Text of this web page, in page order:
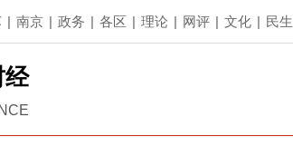
| 南京 | 政务 | 各区 | 理论 | 网评 | 文化 | 民生
经